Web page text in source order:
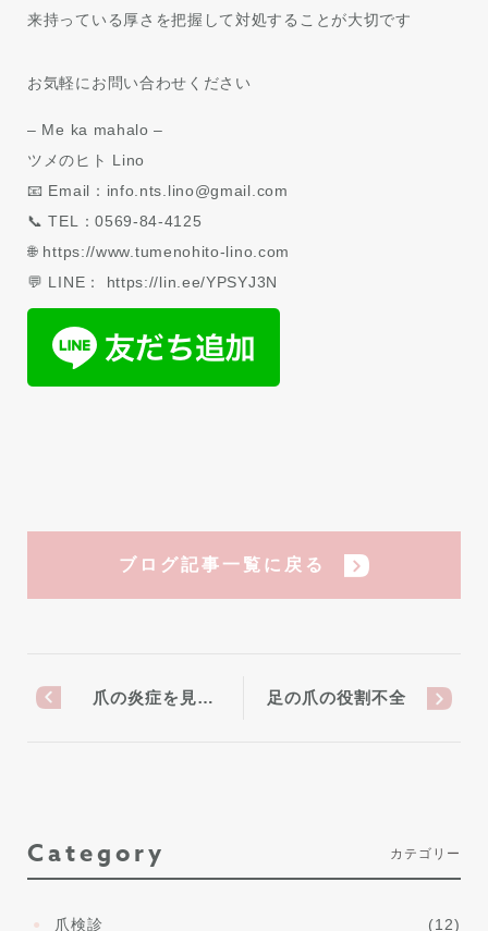
来持っている厚さを把握して対処することが大切です
お気軽にお問い合わせください
– Me ka mahalo –
ツメのヒト Lino
📧 Email：info.nts.lino@gmail.com
📞 TEL：0569-84-4125
🌐 https://www.tumenohito-lino.com
💬 LINE： https://lin.ee/YPSYJ3N
ブログ記事一覧に戻る
爪の炎症を見… 足の爪の役割不全
Category カテゴリー
爪検診 (12)